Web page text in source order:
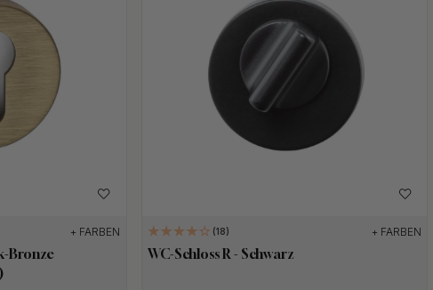
+ FARBEN
Bronze
18 + FARBEN
WC-Schloss R - Schwarz